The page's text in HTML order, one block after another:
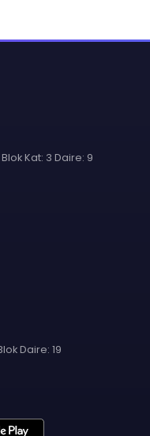
Kat: 3 Daire: 9
Daire: 19